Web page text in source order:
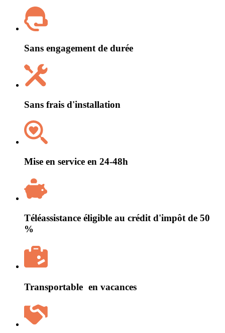
Sans engagement de durée
Sans frais d'installation
Mise en service en 24-48h
Téléassistance éligible au crédit d'impôt de 50
%
Transportable en vacances